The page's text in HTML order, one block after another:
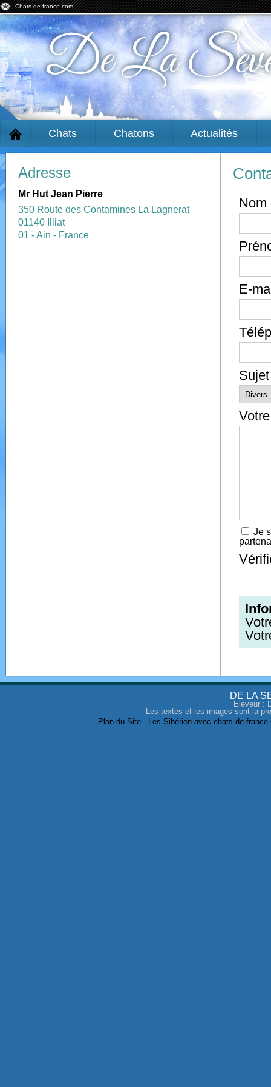
Chats-de-france.com
De La
Chats Chatons Actualités
Adresse
Mr Hut Jean Pierre
350 Route des Contamines La Lagnerat
01140 Illiat
01 - Ain - France
Nom
E-
Je
DE LA
Eleveur:
Les textes et les images sont la
Plan du Site- Les Sibérien avec chats-de-